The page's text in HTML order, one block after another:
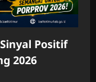
Positif
2026